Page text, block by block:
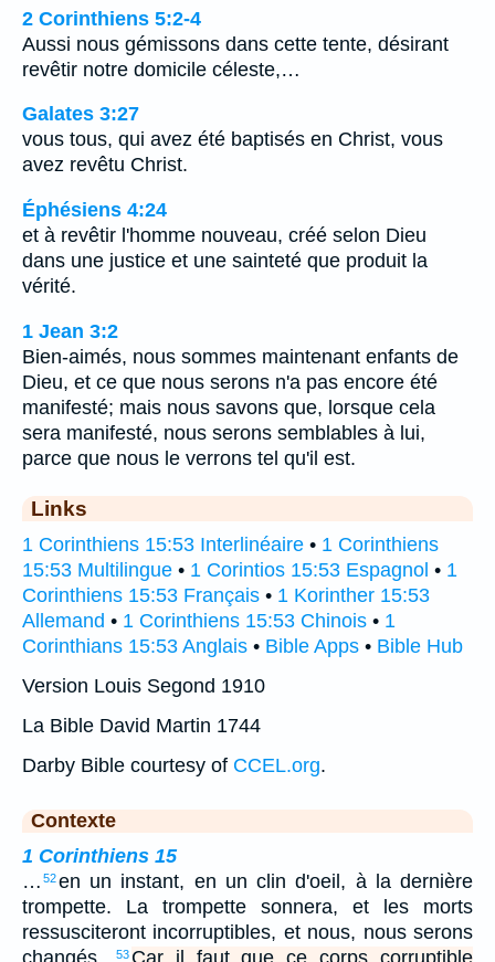
2 Corinthiens 5:2-4
Aussi nous gémissons dans cette tente, désirant
revêtir notre domicile céleste,…
Galates 3:27
vous tous, qui avez été baptisés en Christ, vous
avez revêtu Christ.
Éphésiens 4:24
et à revêtir l'homme nouveau, créé selon Dieu
dans une justice et une sainteté que produit la
vérité.
1 Jean 3:2
Bien-aimés, nous sommes maintenant enfants de
Dieu, et ce que nous serons n'a pas encore été
manifesté; mais nous savons que, lorsque cela
sera manifesté, nous serons semblables à lui,
parce que nous le verrons tel qu'il est.
Links
1 Corinthiens 15:53 Interlinéaire • 1 Corinthiens
15:53 Multilingue • 1 Corintios 15:53 Espagnol • 1
Corinthiens 15:53 Français • 1 Korinther 15:53
Allemand • 1 Corinthiens 15:53 Chinois • 1
Corinthians 15:53 Anglais • Bible Apps • Bible Hub
Version Louis Segond 1910
La Bible David Martin 1744
Darby Bible courtesy of CCEL.org.
Contexte
1 Corinthiens 15
… 52en un instant, en un clin d'oeil, à la dernière
trompette. La trompette sonnera, et les morts
ressusciteront incorruptibles, et nous, nous serons
changés.
53 Car il faut que ce corps corruptible